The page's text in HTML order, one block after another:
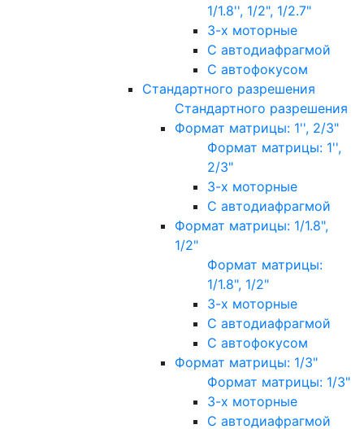
1/1.8'', 1/2", 1/2.7"
3-х моторные
С автодиафрагмой
С автофокусом
Стандартного разрешения
Стандартного разрешения
Формат матрицы: 1'', 2/3"
Формат матрицы: 1'',
2/3"
3-х моторные
С автодиафрагмой
Формат матрицы: 1/1.8",
1/2"
Формат матрицы:
1/1.8", 1/2"
3-х моторные
С автодиафрагмой
С автофокусом
Формат матрицы: 1/3"
Формат матрицы: 1/3"
3-х моторные
С автодиафрагмой